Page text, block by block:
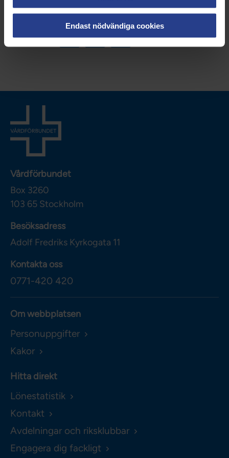
Endast nödvändiga cookies
Kategorier:
Påverkan Internationellt Nationellt
Dela sidan:
Vårdförbundet
Box 3260
103 65 Stockholm
Besöksadress
Adolf Fredriks Kyrkogata 11
Kontakta oss
0771-420 420
Om webbplatsen
Personuppgifter
Kakor
Hitta direkt
Lönestatistik
Kontakt
Avdelningar och riksklubbar
Engagera dig fackligt